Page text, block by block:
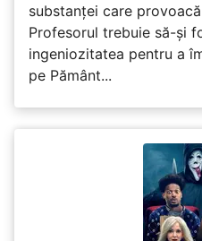
substanței care
Profesorul trebuie să-și
ingeniozitatea pentru a
pe Pământ...